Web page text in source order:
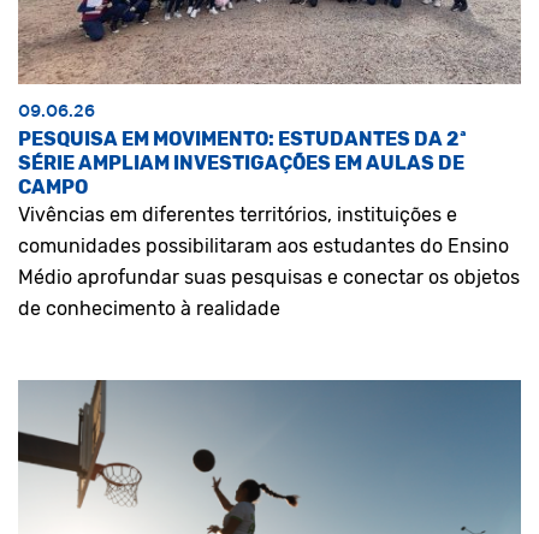
09.06.26
PESQUISA EM MOVIMENTO: ESTUDANTES DA 2ª
SÉRIE AMPLIAM INVESTIGAÇÕES EM AULAS DE
CAMPO
Vivências em diferentes territórios, instituições e
comunidades possibilitaram aos estudantes do Ensino
Médio aprofundar suas pesquisas e conectar os objetos
de conhecimento à realidade